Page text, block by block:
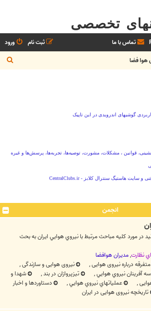
تخصصی
تماس با ما ورود
ثبت نام
فضا
س
انجمن
در مورد کليه مباحث مرتبط با نيروي هوايي ايران به بحث
نظارت,مديران هوافضا
متفرقه درباره نیروی هوایی, نیروی هوایی و سازندگی,
آفرینان نيروي هوايي, تیزپروازان در بند,
شهدا و
, عملیاتهاي نيروي هوايي,
دستاوردها و اخبار
تاریخچه نیروی هوایی در ایران